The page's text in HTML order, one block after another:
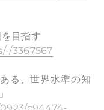
目指す
3367567
る、世界水準の知